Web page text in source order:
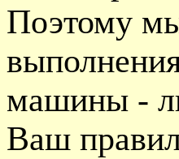
Поэтому
машины -
Ваш